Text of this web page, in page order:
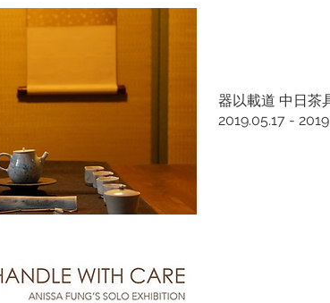
器以載道 中日茶
2019.05.17 -